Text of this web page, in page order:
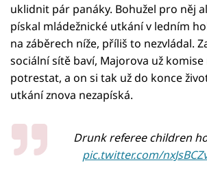
uklidnit pár panáky. Bohužel pro něj
pískal mládežnické utkání v ledním
na záběrech níže, příliš to nezvládal.
sociální sítě baví, Majorova už
potrestat, a on si tak už do konce
utkání znova nezapíská.
Drunk referee children
pic.twitter.com/